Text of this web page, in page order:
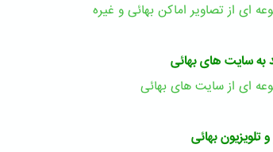
ای از تصاویر اماکن بهائی و غیره
به سایت های بهائی
ای از سایت های بهائی
و تلویزیون بهائی